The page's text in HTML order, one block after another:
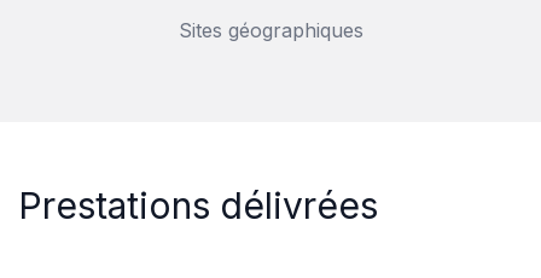
Sites géographiques
Prestations délivré​es